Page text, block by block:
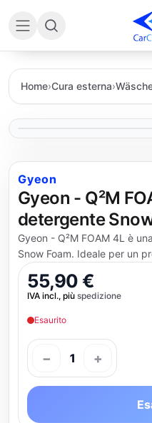
Home›Cura esterna›
Gyeon
Gyeon - Q²M
detergente
Gyeon - Q²M FOAM 4L è
Snow Foam. Ideale per un
55,90 €
IVA incl., più spedizione
Esaurito
− 1 +